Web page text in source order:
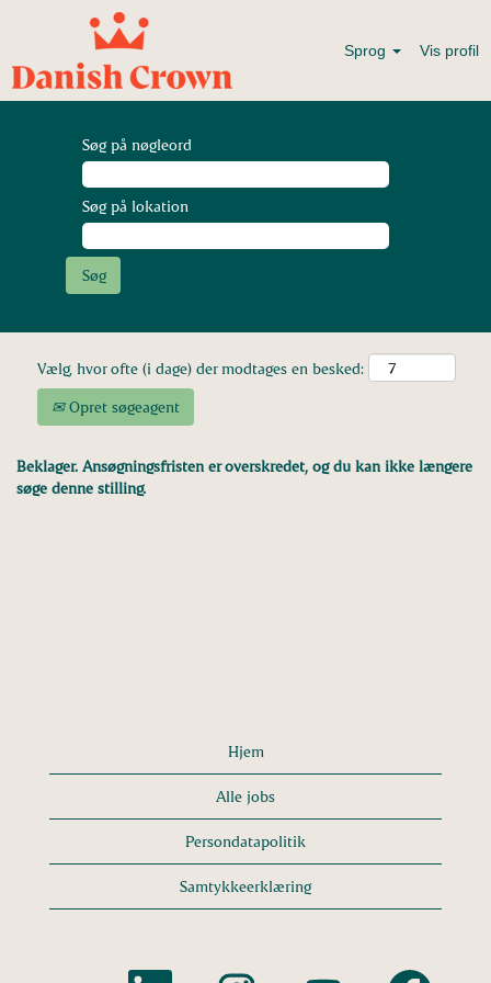
Sprog Vis profil
Søg på nøgleord
Søg på lokation
Vælg, hvor ofte (i dage) der modtages en besked:
Opret søgeagent
Beklager. Ansøgningsfristen er overskredet, og du kan ikke længere
søge denne stilling.
Hjem
Alle jobs
Persondatapolitik
Samtykkeerklæring
Å